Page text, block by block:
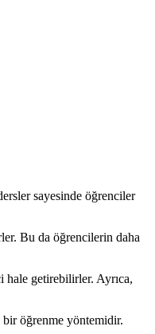
sayesinde öğrenciler
Bu da öğrencilerin daha
hale getirebilirler. Ayrıca,
öğrenme yöntemidir.